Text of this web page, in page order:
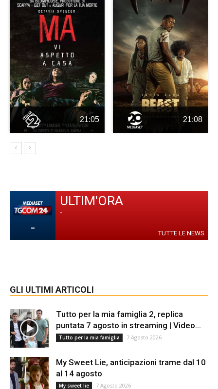
21:05 21:08
-
ULTIM'ORA
-
TUTTE LE NEWS
GLI ULTIMI ARTICOLI
Tutto per la mia famiglia 2, replica
puntata 7 agosto in streaming | Video...
Tutto per la mia famiglia 7 Agosto 2026
My Sweet Lie, anticipazioni trame dal 10
al 14 agosto
My sweet lie 7 Agosto 2026